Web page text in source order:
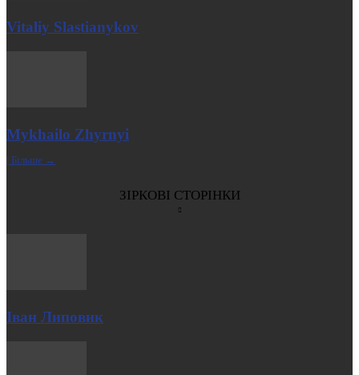
Vitaliy Slastianykov
Mykhailo Zhyrnyi
| Більше →
ЗІРКОВІ СТОРІНКИ
Іван Липовик